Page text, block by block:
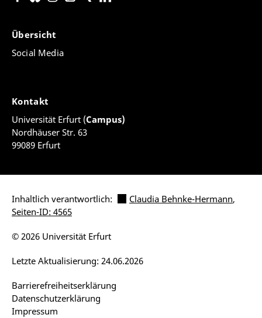
Übersicht
Social Media
Kontakt
Universität Erfurt (Campus)
Nordhäuser Str. 63
99089 Erfurt
Inhaltlich verantwortlich: Claudia Behnke-Hermann,
Seiten-ID: 4565
Barrierefreiheitserklärung
Datenschutzerklärung
Impressum
Letzte Aktualisierung: 24.06.2026
© 2026 Universität Erfurt